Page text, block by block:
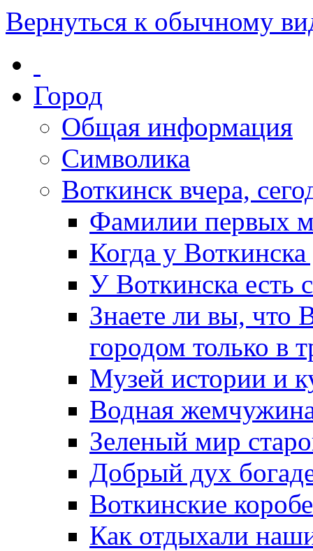
Вернуться к обычному
Город
Общая информация
Символика
Воткинск вчера,
Фамилии первых
Когда у
У Воткинска есть
Знаете ли вы, что
городом только в
Музей истории и
Водная
Зеленый мир
Добрый дух
Воткинские
Как отдыхали